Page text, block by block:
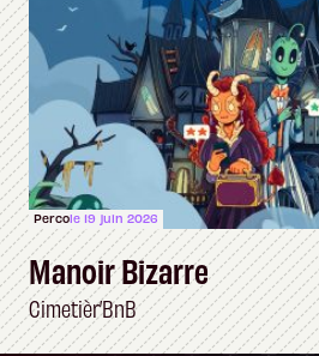
Percole 19 juin 2026
Manoir Bizarre
Cimetièr’BnB